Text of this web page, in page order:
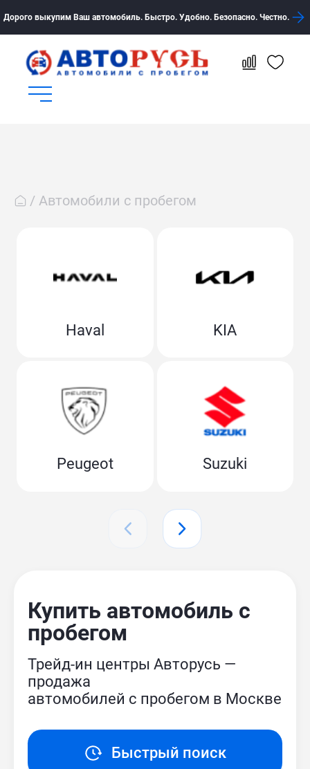
Дорого выкупим Ваш автомобиль. Быстро. Удобно. Безопасно. Честно.
Автомобили с пробегом
Haval KIA
Peugeot Suzuki
Купить автомобиль с
пробегом
Трейд-ин центры Авторусь —
продажа
автомобилей с пробегом в Москве
Быстрый поиск